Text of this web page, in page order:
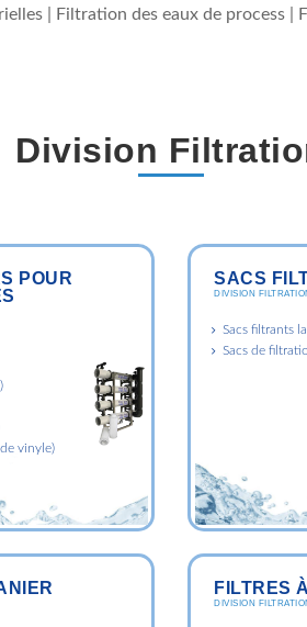
| Filtration des eaux de process |
Division
POUR
vinyle)
SACS
DIVISION
Sacs filtrants
Sacs de
FILTRES
DIVISION